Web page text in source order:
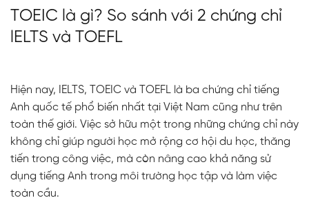
TOEIC là gì? So sánh với 2 chứng chỉ
lELTS và TOEFL
Hiện nay, IELTS, TOEIC và TOEFL là ba chứng chỉ tiếng
Anh quốc tế phổ biến nhất tại Việt Nam cũng như trên
toàn thế giới. Việc sở hữu một trong những chứng chỉ này
không chỉ giúp người học mở rộng cơ hội du học, thăng
tiến trong công việc, mà còn nâng cao khả năng sử
dụng tiếng Anh trong môi trường học tập và làm việc
toàn cầu.